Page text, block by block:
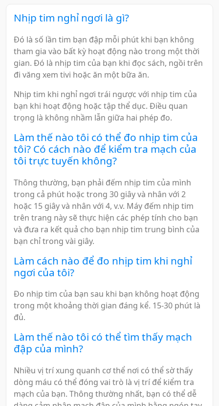
Nhịp tim nghỉ ngơi là gì?
Đó là số lần tim bạn đập mỗi phút khi bạn không
tham gia vào bất kỳ hoạt động nào trong một thời
gian. Đó là nhịp tim của bạn khi đọc sách, ngồi trên
đi văng xem tivi hoặc ăn một bữa ăn.
Nhịp tim khi nghỉ ngơi trái ngược với nhịp tim của
bạn khi hoạt động hoặc tập thể dục. Điều quan
trọng là không nhầm lẫn giữa hai phép đo.
Làm thế nào tôi có thể đo nhịp tim của
tôi? Có cách nào để kiểm tra mạch của
tôi trực tuyến không?
Thông thường, bạn phải đếm nhịp tim của mình
trong cả phút hoặc trong 30 giây và nhân với 2
hoặc 15 giây và nhân với 4, v.v. Máy đếm nhịp tim
trên trang này sẽ thực hiện các phép tính cho bạn
và đưa ra kết quả cho bạn nhịp tim trung bình của
bạn chỉ trong vài giây.
Làm cách nào để đo nhịp tim khi nghỉ
ngơi của tôi?
Đo nhịp tim của bạn sau khi bạn không hoạt động
trong một khoảng thời gian đáng kể. 15-30 phút là
đủ.
Làm thế nào tôi có thể tìm thấy mạch
đập của mình?
Nhiều vị trí xung quanh cơ thể nơi có thể sờ thấy
dòng máu có thể đóng vai trò là vị trí để kiểm tra
mạch của bạn. Thông thường nhất, bạn có thể dễ